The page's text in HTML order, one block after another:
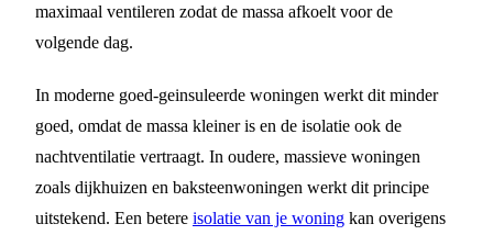
maximaal ventileren zodat de massa afkoelt voor de
volgende dag.
In moderne goed-geinsuleerde woningen werkt dit minder
goed, omdat de massa kleiner is en de isolatie ook de
nachtventilatie vertraagt. In oudere, massieve woningen
zoals dijkhuizen en baksteenwoningen werkt dit principe
uitstekend. Een betere isolatie van je woning kan overigens